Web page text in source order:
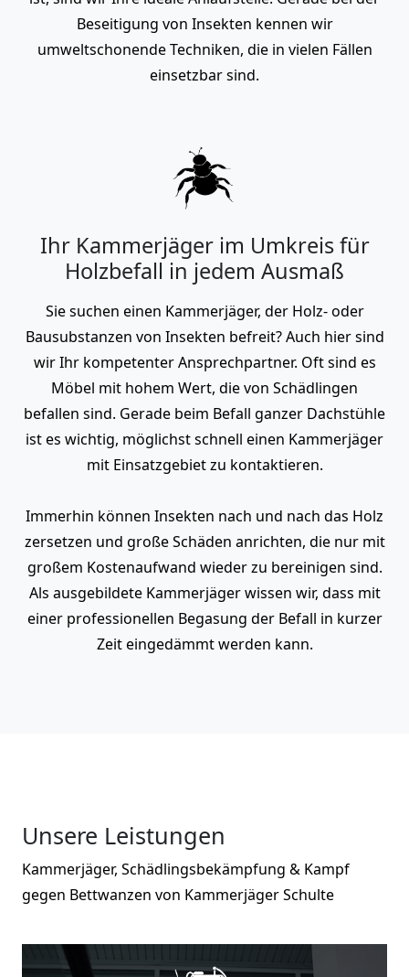
Beseitigung von Insekten kennen wir
umweltschonende Techniken, die in vielen Fällen
einsetzbar sind.
Ihr Kammerjäger im Umkreis für
Holzbefall in jedem Ausmaß
Sie suchen einen Kammerjäger, der Holz- oder
Bausubstanzen von Insekten befreit? Auch hier sind
wir Ihr kompetenter Ansprechpartner. Oft sind es
Möbel mit hohem Wert, die von Schädlingen
befallen sind. Gerade beim Befall ganzer Dachstühle
ist es wichtig, möglichst schnell einen Kammerjäger
mit Einsatzgebiet zu kontaktieren.
Immerhin können Insekten nach und nach das Holz
zersetzen und große Schäden anrichten, die nur mit
großem Kostenaufwand wieder zu bereinigen sind.
Als ausgebildete Kammerjäger wissen wir, dass mit
einer professionellen Begasung der Befall in kurzer
Zeit eingedämmt werden kann.
Unsere Leistungen
Kammerjäger, Schädlingsbekämpfung & Kampf
gegen Bettwanzen von Kammerjäger Schulte